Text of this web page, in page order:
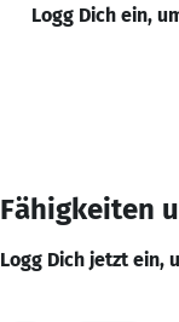
Logg Dich ein,
Fähigkeiten
Logg Dich jetzt ein,